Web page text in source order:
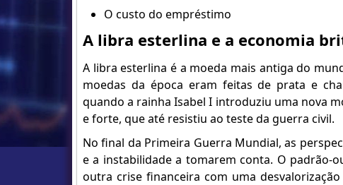
O custo do empréstimo
A libra esterlina e a economia
A libra esterlina é a moeda mais antiga do
moedas da época eram feitas de prata e
quando a rainha Isabel I introduziu uma nova
e forte, que até resistiu ao teste da guerra civil.
No final da Primeira Guerra Mundial, as
e a instabilidade a tomarem conta. O padrão-
outra crise financeira com uma